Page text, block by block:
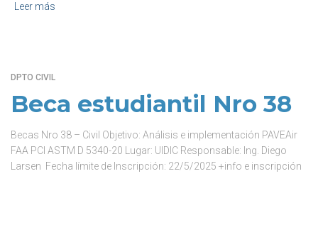
Leer más
DPTO CIVIL
Beca estudiantil Nro 38
Becas Nro 38 – Civil Objetivo: Análisis e implementación PAVEAir
FAA PCI ASTM D 5340-20 Lugar: UIDIC Responsable: Ing. Diego
Larsen Fecha límite de Inscripción: 22/5/2025 +info e inscripción